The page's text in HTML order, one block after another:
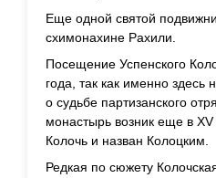
Еще одной святой
схимонахине Рахили.
Посещение Успенского
года, так как именно
о судьбе партизанского
монастырь возник еще в
Колочь и назван Колоцким.
Редкая по сюжету